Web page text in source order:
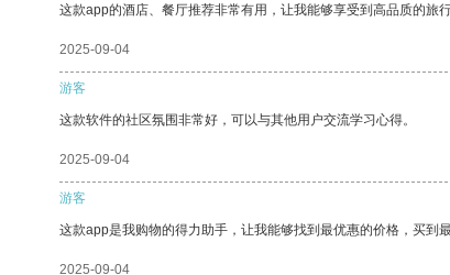
这款app的酒店、餐厅推荐非常有用，让我能够享受到高品质的旅行
2025-09-04
游客
这款软件的社区氛围非常好，可以与其他用户交流学习心得。
2025-09-04
游客
这款app是我购物的得力助手，让我能够找到最优惠的价格，买到最
2025-09-04